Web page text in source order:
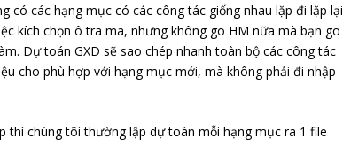
các hạng mục có các công tác giống nhau lặp đi lặp
kích chọn ô tra mã, nhưng không gõ HM nữa mà bạn gõ
Dự toán GXD sẽ sao chép nhanh toàn bộ các công tác
cho phù hợp với hạng mục mới, mà không phải đi nhập
thì chúng tôi thường lập dự toán mỗi hạng mục ra 1 file